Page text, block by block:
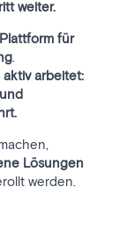
weiter.
für
.
aktiv arbeitet:
Lösungen
werden.